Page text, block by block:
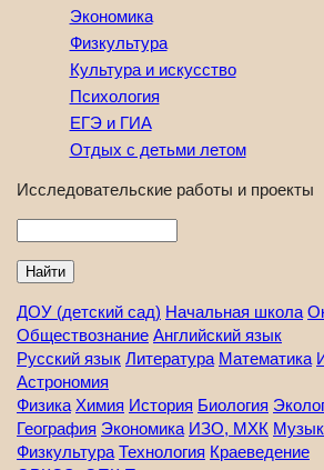
Экономика
Физкультура
Культура и искусство
Психология
ЕГЭ и ГИА
Отдых с детьми летом
Исследовательские работы и проекты
ДОУ (детский сад) Начальная школа
Обществознание Английский язык
Русский язык Литература Математика
Астрономия
Физика Химия История Биология
География Экономика ИЗО, МХК
Физкультура Технология Краеведение